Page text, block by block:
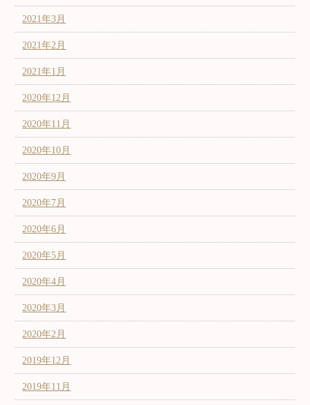
2021年3月
2021年2月
2021年1月
2020年12月
2020年11月
2020年10月
2020年9月
2020年7月
2020年6月
2020年5月
2020年4月
2020年3月
2020年2月
2019年12月
2019年11月